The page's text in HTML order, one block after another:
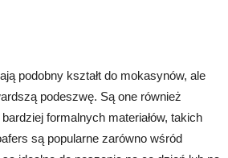
podobny kształt do mokasynów, ale
podeszwę. Są one również
formalnych materiałów, takich
są popularne zarówno wśród